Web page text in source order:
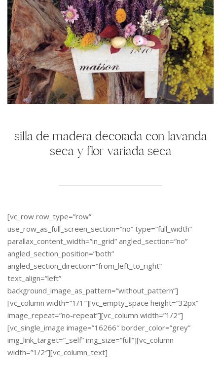
silla de madera decorada con lavanda
seca y flor variada seca
[vc_row row_type=”row”
use_row_as_full_screen_section=”no” type=”full_width”
parallax_content_width=”in_grid” angled_section=”no”
angled_section_position=”both”
angled_section_direction=”from_left_to_right”
text_align=”left”
background_image_as_pattern=”without_pattern”]
[vc_column width=”1/1″][vc_empty_space height=”32px”
image_repeat=”no-repeat”][vc_column width=”1/2″]
[vc_single_image image=”16266″ border_color=”grey”
img_link_target=”_self” img_size=”full”][vc_column
width=”1/2″][vc_column_text]